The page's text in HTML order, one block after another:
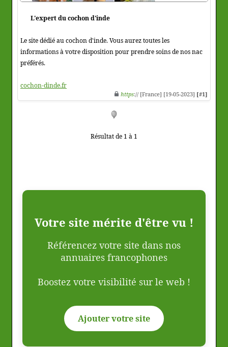
L'expert du cochon d'inde
Le site dédié au cochon d'inde. Vous aurez toutes les
informations à votre disposition pour prendre soins de nos nac
préférés.
cochon-dinde.fr
https:// [France] [19-05-2023] [#1]
Résultat de 1 à 1
Votre site mérite d'être vu !
Référencez votre site dans nos
annuaires francophones
Boostez votre visibilité sur le web !
Ajouter votre site